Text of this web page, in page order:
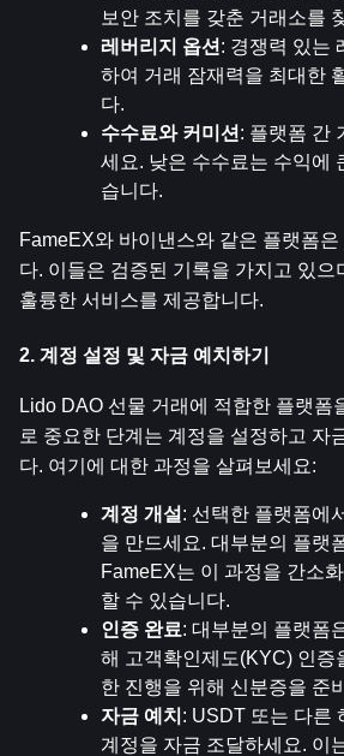
보안 조치를 갖춘 거래소를
레버리지 옵션 : 경쟁력 있는
하여 거래 잠재력을 최대한
다.
수수료와 커미션 : 플랫폼 간
세요. 낮은 수수료는 수익에
습니다.
FameEX와 바이낸스와 같은 플랫폼은
다. 이들은 검증된 기록을 가지고 있으
훌륭한 서비스를 제공합니다.
2. 계정 설정 및 자금 예치하기
Lido DAO 선물 거래에 적합한 플랫폼
로 중요한 단계는 계정을 설정하고 자
다. 여기에 대한 과정을 살펴보세요:
계정 개설 : 선택한 플랫폼에
을 만드세요. 대부분의 플랫
FameEX는 이 과정을 간소
할 수 있습니다.
인증 완료: 대부분의 플랫폼
해 고객확인제도(KYC) 인증
한 진행을 위해 신분증을 준
자금 예치 : USDT 또는 다른
계정을 자금 조달하세요. 이